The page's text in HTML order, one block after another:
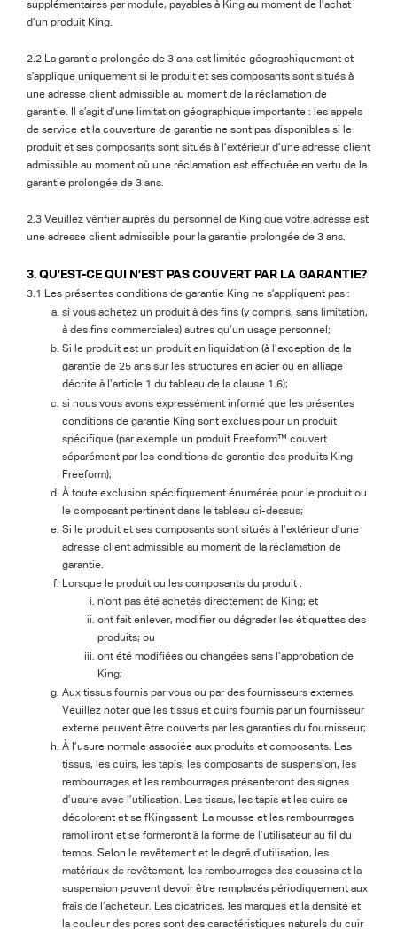
supplémentaires par module, payables à King au moment de l’achat
d’un produit King.
2.2 La garantie prolongée de 3 ans est limitée géographiquement et
s’applique uniquement si le produit et ses composants sont situés à
une adresse client admissible au moment de la réclamation de
garantie. Il s’agit d’une limitation géographique importante : les appels
de service et la couverture de garantie ne sont pas disponibles si le
produit et ses composants sont situés à l’extérieur d’une adresse client
admissible au moment où une réclamation est effectuée en vertu de la
garantie prolongée de 3 ans.
2.3 Veuillez vérifier auprès du personnel de King que votre adresse est
une adresse client admissible pour la garantie prolongée de 3 ans.
3. QU’EST-CE QUI N’EST PAS COUVERT PAR LA GARANTIE?
3.1 Les présentes conditions de garantie King ne s’appliquent pas :
si vous achetez un produit à des fins (y compris, sans limitation,
à des fins commerciales) autres qu’un usage personnel;
Si le produit est un produit en liquidation (à l’exception de la
garantie de 25 ans sur les structures en acier ou en alliage
décrite à l’article 1 du tableau de la clause 1.6);
si nous vous avons expressément informé que les présentes
conditions de garantie King sont exclues pour un produit
spécifique (par exemple un produit Freeform™ couvert
séparément par les conditions de garantie des produits King
Freeform);
À toute exclusion spécifiquement énumérée pour le produit ou
le composant pertinent dans le tableau ci-dessus;
Si le produit et ses composants sont situés à l’extérieur d’une
adresse client admissible au moment de la réclamation de
garantie.
Lorsque le produit ou les composants du produit :
n’ont pas été achetés directement de King; et
ont fait enlever, modifier ou dégrader les étiquettes des
produits; ou
ont été modifiées ou changées sans l’approbation de
King;
Aux tissus fournis par vous ou par des fournisseurs externes.
Veuillez noter que les tissus et cuirs fournis par un fournisseur
externe peuvent être couverts par les garanties du fournisseur;
À l’usure normale associée aux produits et composants. Les
tissus, les cuirs, les tapis, les composants de suspension, les
rembourrages et les rembourrages présenteront des signes
d’usure avec l’utilisation. Les tissus, les tapis et les cuirs se
décolorent et se fKingssent. La mousse et les rembourrages
ramolliront et se formeront à la forme de l’utilisateur au fil du
temps. Selon le revêtement et le degré d’utilisation, les
matériaux de revêtement, les rembourrages des coussins et la
suspension peuvent devoir être remplacés périodiquement aux
frais de l’acheteur. Les cicatrices, les marques et la densité et
la couleur des pores sont des caractéristiques naturels du cuir